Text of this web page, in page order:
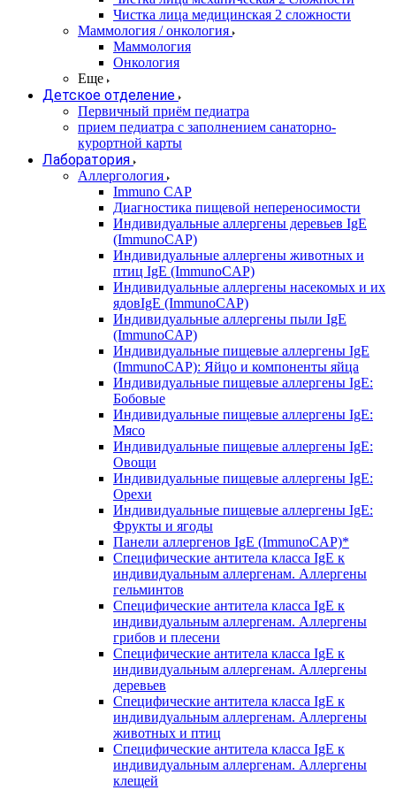
Чистка лица медицинская 2 сложности
Маммология / онкология
Маммология
Онкология
Еще
Детское отделение
Первичный приём педиатра
прием педиатра с заполнением санаторно-
курортной карты
Лаборатория
Аллергология
Immuno CAP
Диагностика пищевой непереносимости
Индивидуальные аллергены деревьев IgE
(ImmunoCAP)
Индивидуальные аллергены животных и
птиц IgE (ImmunoCAP)
Индивидуальные аллергены насекомых и их
ядовIgE (ImmunoCAP)
Индивидуальные аллергены пыли IgE
(ImmunoCAP)
Индивидуальные пищевые аллергены IgE
(ImmunoCAP): Яйцо и компоненты яйца
Индивидуальные пищевые аллергены IgE:
Бобовые
Индивидуальные пищевые аллергены IgE:
Мясо
Индивидуальные пищевые аллергены IgE:
Овощи
Индивидуальные пищевые аллергены IgE:
Орехи
Индивидуальные пищевые аллергены IgE:
Фрукты и ягоды
Панели аллергенов IgE (ImmunoCAP)*
Специфические антитела класса IgE к
индивидуальным аллергенам. Аллергены
гельминтов
Специфические антитела класса IgE к
индивидуальным аллергенам. Аллергены
грибов и плесени
Специфические антитела класса IgE к
индивидуальным аллергенам. Аллергены
деревьев
Специфические антитела класса IgE к
индивидуальным аллергенам. Аллергены
животных и птиц
Специфические антитела класса IgE к
индивидуальным аллергенам. Аллергены
клещей